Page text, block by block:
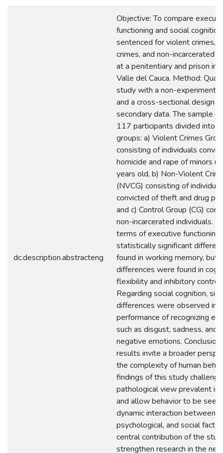
dc.description.abstracteng
Objective: To compare
functioning and social
sentenced for violent crimes,
crimes, and non-incarcerated
at a penitentiary and prison in
Valle del Cauca. Method:
study with a non-
and a cross-sectional design
secondary data. The sample
117 participants divided into
groups: a) Violent Crimes
consisting of individuals
homicide and rape of minors
years old, b) Non-Violent
(NVCG) consisting of
convicted of theft and drug
and c) Control Group (CG)
non-incarcerated individuals.
terms of executive functioning,
statistically significant
found in working memory, but
differences were found in
flexibility and inhibitory control.
Regarding social cognition,
differences were observed in
performance of recognizing
such as disgust, sadness, and
negative emotions.
results invite a broader
the complexity of human
findings of this study
pathological view prevalent in
and allow behavior to be seen
dynamic interaction between
psychological, and social
central contribution of the
strengthen research in the